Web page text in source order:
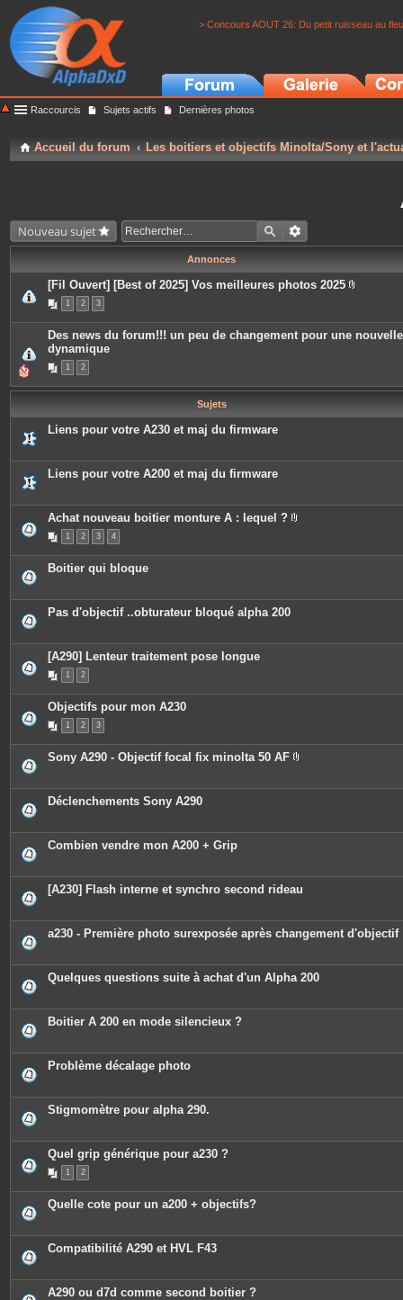
> Concours AOUT 26: Du petit ruisseau au
Raccourcis Sujets actifs Dernières photos
Accueil du forum Les boitiers et objectifs Minolta/Sony et
Nouveau sujet
Annonces
[Fil Ouvert] [Best of 2025] Vos meilleures photos 2025
c
e
n
1 2 3
Des news du forum!!! un peu de changement pour une nouvelle
dynamique
1 2
Sujets
Liens pour votre A230 et maj du firmware
Liens pour votre A200 et maj du firmware
Achat nouveau boitier monture A : lequel ?
c
o
e
1 2 3 4
Boitier qui bloque
Pas d'objectif ..obturateur bloqué alpha 200
[A290] Lenteur traitement pose longue
1 2
Objectifs pour mon A230
1 2 3
Sony A290 - Objectif focal fix minolta 50 AF
è
j
t
e
s
Déclenchements Sony A290
Combien vendre mon A200 + Grip
[A230] Flash interne et synchro second rideau
a230 - Première photo surexposée après changement d'objectif
Quelques questions suite à achat d'un Alpha 200
Boitier A 200 en mode silencieux ?
Problème décalage photo
Stigmomètre pour alpha 290.
Quel grip générique pour a230 ?
1 2
Quelle cote pour un a200 + objectifs?
Compatibilité A290 et HVL F43
A290 ou d7d comme second boitier ?